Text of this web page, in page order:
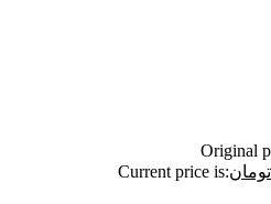
Original
تومانCurrent price is: